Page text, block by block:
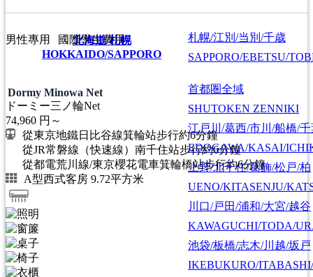
北海道/札幌
HOKKAIDO/SAPPORO
札幌/江別/当別/千歳
SAPPORO/EBETSU/
首都圏全域
SHUTOKEN ZENNIKI
江戸川/葛西/市川/船橋/千
EDOGAWA/KASAI/
上野/北千住/葛飾/松戸/柏
UENO/KITASENJU/
川口/戸田/浦和/大宮/越谷
KAWAGUCHI/TODA/
池袋/板橋/志木/川越/坂戸
IKEBUKURO/
男性專用 國際學生費用
Dormy Minowa Net
ドーミー三ノ輪Net
74,960 円～
從東京地鐵日比谷線箕輪站步行約6分鐘
從JR常磐線（快速線）南千住站步行約6分鐘
從都電荒川線/東京櫻花電車箕輪橋站步行約6分鐘。
A型西式客房 9.72平方米